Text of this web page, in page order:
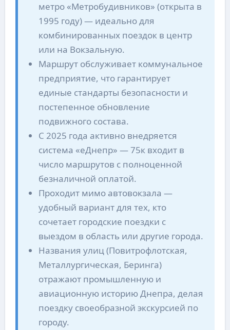
метро «Метробудивников» (открыта в
1995 году) — идеально для
комбинированных поездок в центр
или на Вокзальную.
Маршрут обслуживает коммунальное
предприятие, что гарантирует
единые стандарты безопасности и
постепенное обновление
подвижного состава.
С 2025 года активно внедряется
система «еДнепр» — 75к входит в
число маршрутов с полноценной
безналичной оплатой.
Проходит мимо автовокзала —
удобный вариант для тех, кто
сочетает городские поездки с
выездом в область или другие города.
Названия улиц (Повитрофлотская,
Металлургическая, Беринга)
отражают промышленную и
авиационную историю Днепра, делая
поездку своеобразной экскурсией по
городу.